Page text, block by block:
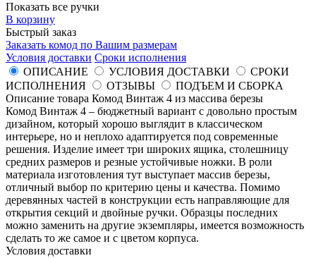
Показать все ручки
В корзину
Быстрый заказ
Заказать комод по Вашим размерам
Условия доставки Сроки исполнения
ОПИСАНИЕ
УСЛОВИЯ ДОСТАВКИ
СРОКИ
ИСПОЛНЕНИЯ
ОТЗЫВЫ
ПОДЪЕМ И СБОРКА
Описание товара Комод Винтаж 4 из массива березы
Комод Винтаж 4 – бюджетный вариант с довольно простым
дизайном, который хорошо выглядит в классическом
интерьере, но и неплохо адаптируется под современные
решения. Изделие имеет три широких ящика, столешницу
средних размеров и резные устойчивые ножки. В роли
материала изготовления тут выступает массив березы,
отличный выбор по критерию цены и качества. Помимо
деревянных частей в конструкции есть направляющие для
открытия секций и двойные ручки. Образцы последних
можно заменить на другие экземпляры, имеется возможность
сделать то же самое и с цветом корпуса.
Условия доставки